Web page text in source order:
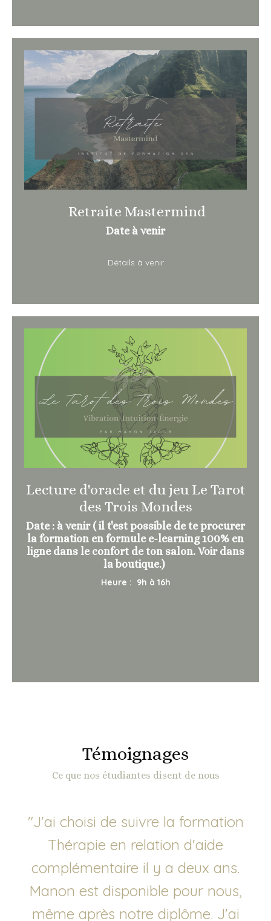
Retraite Mastermind
Date à venir
Détails à venir
Lecture d'oracle et du jeu Le Tarot
des Trois Mondes
Date : à venir ( il t'est possible de te procurer
la formation en formule e-learning 100% en
ligne dans le confort de ton salon. Voir dans
la boutique.)
Heure : 9h à 16h
Témoignages
Ce que nos étudiantes disent de nous
"J'ai choisi de suivre la formation
Thérapie en relation d'aide
complémentaire il y a deux ans.
Manon est disponible pour nous,
même après notre diplôme. J'ai